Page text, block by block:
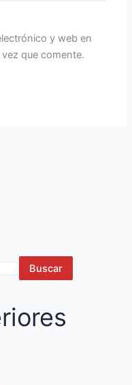
y web en
que comente.
Buscar